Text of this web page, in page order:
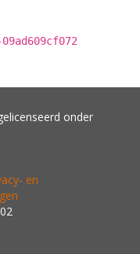
onder
en